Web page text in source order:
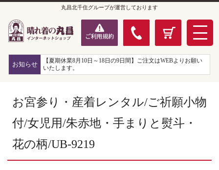
丸昌北千住グループが運営しております
お知らせ
【夏期休業8月10日～18日の9日間】ご注文はWEBよりお願い
いたします。
お宮参り・産着レンタル/ご祈願小物
付/女児用/朱赤地・手まりと熨斗・
花の柄/UB-9219